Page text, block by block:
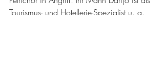
Tourismus- und Hotellerie-Spezialist u. a.